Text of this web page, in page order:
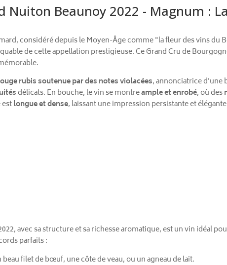
Nuiton Beaunoy 2022 - Magnum :
considéré depuis le Moyen-Âge comme "la fleur des vins du
de cette appellation prestigieuse. Ce Grand Cru de
rubis soutenue par des notes violacées, annonciatrice d'une
délicats. En bouche, le vin se montreample et enrobé, où des
estlongue et dense, laissant une impression persistante et
avec sa structure et sa richesse aromatique, est un vin idéal
parfaits :
beau filet de bœuf, une côte de veau, ou un agneau de lait.